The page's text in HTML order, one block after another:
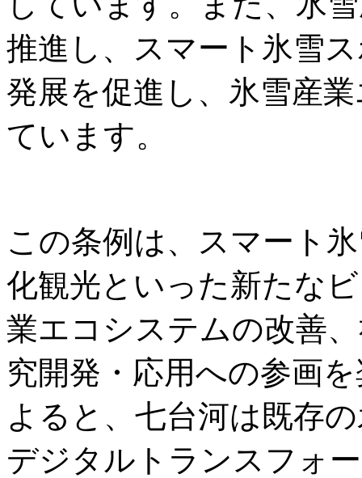
推進し、スマート氷雪
発展を促進し、氷雪産
ています。
この条例は、スマート
化観光といった新たな
業エコシステムの改善
究開発・応用への参画
よると、七台河は既存
デジタルトランスフォ